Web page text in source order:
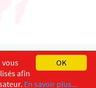
OK
vous
afin
En savoir plus...